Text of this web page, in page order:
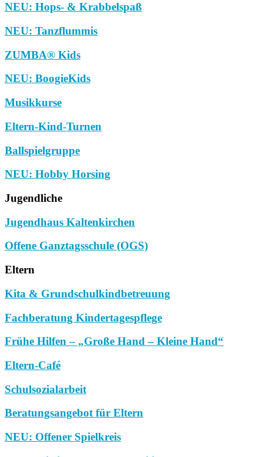
NEU: Hops- & Krabbelspaß
NEU: Tanzflummis
ZUMBA® Kids
NEU: BoogieKids
Musikkurse
Eltern-Kind-Turnen
Ballspielgruppe
NEU: Hobby Horsing
Jugendliche
Jugendhaus Kaltenkirchen
Offene Ganztagsschule (OGS)
Eltern
Kita & Grundschulkindbetreuung
Fachberatung Kindertagespflege
Frühe Hilfen – „Große Hand – Kleine Hand“
Eltern-Café
Schulsozialarbeit
Beratungsangebot für Eltern
NEU: Offener Spielkreis